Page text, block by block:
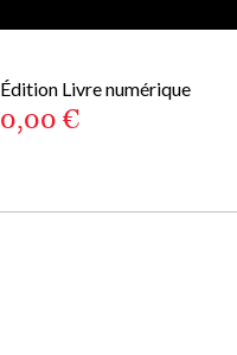
Édition Livre numérique
0,00 €